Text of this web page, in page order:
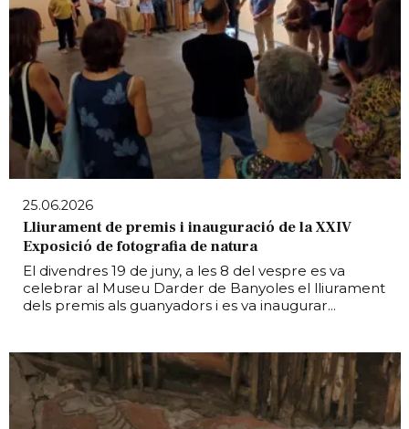
25.06.2026
Lliurament de premis i inauguració de la XXIV
Exposició de fotografia de natura
El divendres 19 de juny, a les 8 del vespre es va
celebrar al Museu Darder de Banyoles el lliurament
dels premis als guanyadors i es va inaugurar...